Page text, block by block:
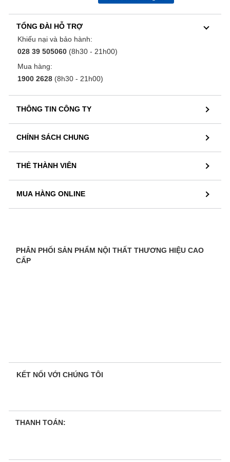
TỔNG ĐÀI HỖ TRỢ
Khiếu nại và bảo hành:
028 39 505060 (8h30 - 21h00)
Mua hàng:
1900 2628 (8h30 - 21h00)
THÔNG TIN CÔNG TY
CHÍNH SÁCH CHUNG
THẺ THÀNH VIÊN
MUA HÀNG ONLINE
PHÂN PHỐI SẢN PHẨM NỘI THẤT THƯƠNG HIỆU CAO
CẤP
KẾT NỐI VỚI CHÚNG TÔI
THANH TOÁN: